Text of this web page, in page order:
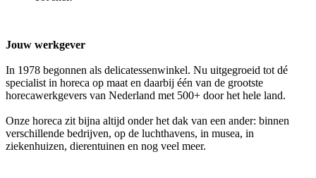
Jouw werkgever
In 1978 begonnen als delicatessenwinkel. Nu uitgegroeid tot dé
specialist in horeca op maat en daarbij één van de grootste
horecawerkgevers van Nederland met 500+ door het hele land.
Onze horeca zit bijna altijd onder het dak van een ander: binnen
verschillende bedrijven, op de luchthavens, in musea, in
ziekenhuizen, dierentuinen en nog veel meer.